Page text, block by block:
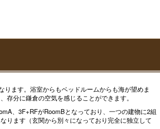
ります。浴室からもベッドルームからも海が望めま
存分に鎌倉の空気を感じることができます。
、3F+RFがRoomBとなっており、一つの建物に2組
ります（玄関から別々になっており完全に独立して